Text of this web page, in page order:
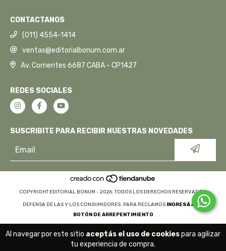
Al navegar por este sitio aceptás el uso de cookiespara agilizar
tu experiencia de compra.
CONTACTANOS
(011) 4554-1414
ventas@editorialbonum.com.ar
Av. Corrientes 6687 CABA - CP1427
REDES SOCIALES
SUSCRIBITE PARA RECIBIR NUESTRAS NOVEDADES
COPYRIGHT EDITORIAL BONUM - 2026. TODOS LOS DERECHOS RESERVADOS.
DEFENSA DE LAS Y LOS CONSUMIDORES. PARA RECLAMOS INGRESÁ ACÁ.
BOTÓN DE ARREPENTIMIENTO